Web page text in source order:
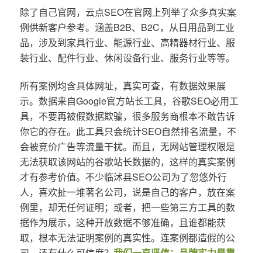
除了自己官网，云点SEO在官网上列举了众多真实案
例供新客户参考。涵盖B2B、B2C，从日用品到工业
品，涉及到家具行业、能源行业、高精器材行业、服
装行业、配件行业、休闲设备行业、服务行业等等。
所有案例均含具体网址，真实可查，有数据效果展
示。数据来自Google官方站长工具，谷歌SEO必用工
具，不要再被假数据欺骗，很多服务商根本不敢告诉
你它的存在。此工具只会统计SEO自然排名流量，不
会被竞价广告等流量干扰。而且，无网站管理权限是
无法获取该网站的谷歌站长数据的，这样的真实案例
才有参考价值。不少临沭县SEO公司为了忽悠外行
人，喜欢扯一堆著名公司，说是自己的客户，放在案
例里，却无任何证明；或者，把一些第三方工具的数
据作为展示，这种开放数据不够准确，且谁都能获
取，根本无法证明案例的真实性。连案例都造假的公